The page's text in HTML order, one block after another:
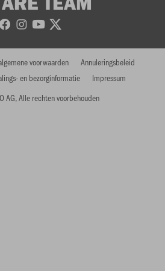
AG, Alle rechten voorbehouden
voorwaarden
Annuleringsbeleid
en bezorginformatie Impressum